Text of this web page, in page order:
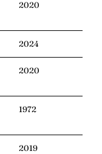
2020
2024
2020
1972
2019